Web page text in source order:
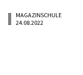
MAGAZINSCHULE
24.08.2022